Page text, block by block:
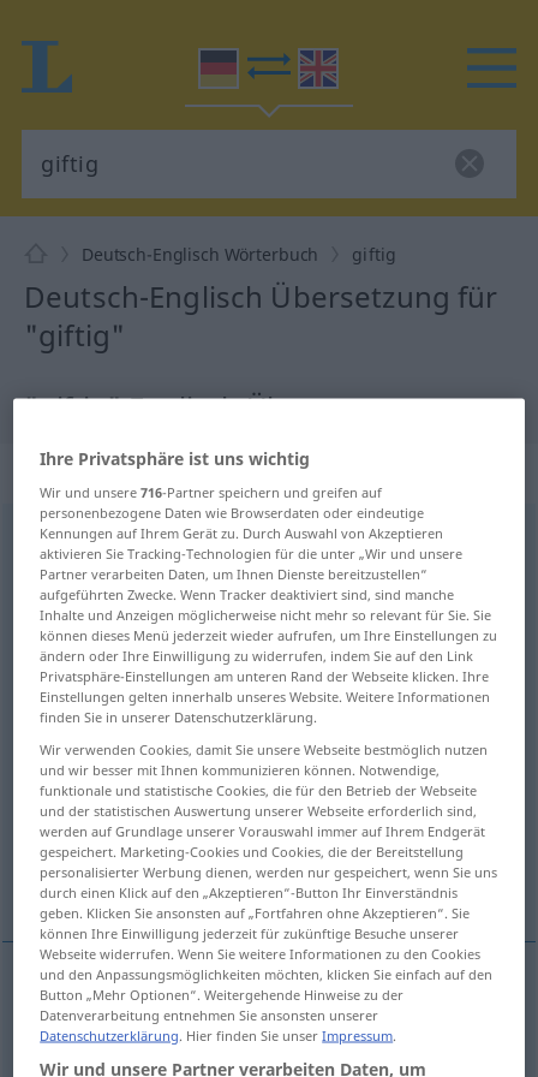
Deutsch-Englisch Wörterbuch giftig
Deutsch-Englisch Übersetzung für
"giftig"
"giftig" Englisch Übersetzung
„giftig“: Adjektiv
giftigadj
Übersicht aller Übersetzungen
(Für mehr Details die Übersetzung anklicken/antippen)
poisonous, toxic poisonous, venomous
poisoned
venomous, malicious, spiteful, vicious,
malignant
poisonous, toxicant virulent
poisonous giftigSubstanz
toxic giftigSubstanz
Ihre Privatsphäre ist uns wichtig
Wir und unsere716-Partner speichern und greifen auf
personenbezogene Daten wie Browserdaten oder eindeutige
Kennungen auf Ihrem Gerät zu. Durch Auswahl von Akzeptieren
aktivieren Sie Tracking-Technologien für die unter „Wir und unsere
Partner verarbeiten Daten, um Ihnen Dienste bereitzustellen“
aufgeführten Zwecke. Wenn Tracker deaktiviert sind, sind manche
Inhalte und Anzeigen möglicherweise nicht mehr so relevant für Sie. Sie
können dieses Menü jederzeit wieder aufrufen, um Ihre Einstellungen zu
ändern oder Ihre Einwilligung zu widerrufen, indem Sie auf den Link
Privatsphäre-Einstellungen am unteren Rand der Webseite klicken. Ihre
Einstellungen gelten innerhalb unseres Website. Weitere Informationen
finden Sie in unserer Datenschutzerklärung.
Wir verwenden Cookies, damit Sie unsere Webseite bestmöglich nutzen
und wir besser mit Ihnen kommunizieren können. Notwendige,
funktionale und statistische Cookies, die für den Betrieb der Webseite
und der statistischen Auswertung unserer Webseite erforderlich sind,
werden auf Grundlage unserer Vorauswahl immer auf Ihrem Endgerät
gespeichert. Marketing-Cookies und Cookies, die der Bereitstellung
personalisierter Werbung dienen, werden nur gespeichert, wenn Sie uns
durch einen Klick auf den „Akzeptieren“-Button Ihr Einverständnis
geben. Klicken Sie ansonsten auf „Fortfahren ohne Akzeptieren“. Sie
können Ihre Einwilligung jederzeit für zukünftige Besuche unserer
Webseite widerrufen. Wenn Sie weitere Informationen zu den Cookies
und den Anpassungsmöglichkeiten möchten, klicken Sie einfach auf den
Button „Mehr Optionen“. Weitergehende Hinweise zu der
Datenverarbeitung entnehmen Sie ansonsten unserer
Datenschutzerklärung. Hier finden Sie unserImpressum.
Wir und unsere Partner verarbeiten Daten, um